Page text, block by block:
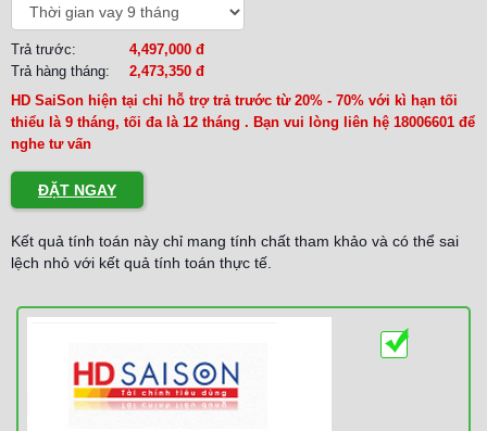
Trả trước:
4,497,000 đ
Trả hàng tháng:
2,473,350 đ
HD SaiSon hiện tại chỉ hỗ trợ trả trước từ 20% - 70% với kì hạn tối
thiểu là 9 tháng, tối đa là 12 tháng . Bạn vui lòng liên hệ 18006601 để
nghe tư vấn
ĐẶT NGAY
Kết quả tính toán này chỉ mang tính chất tham khảo và có thể sai
lệch nhỏ với kết quả tính toán thực tế.